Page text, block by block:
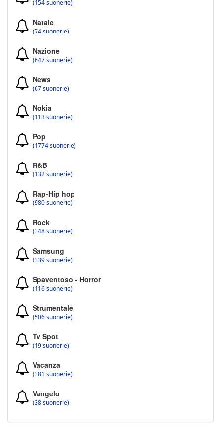
(154 suonerie)
Natale
(74 suonerie)
Nazione
(647 suonerie)
News
(67 suonerie)
Nokia
(113 suonerie)
Pop
(1774 suonerie)
R&B
(132 suonerie)
Rap-Hip hop
(980 suonerie)
Rock
(348 suonerie)
Samsung
(339 suonerie)
Spaventoso - Horror
(116 suonerie)
Strumentale
(506 suonerie)
Tv Spot
(19 suonerie)
Vacanza
(381 suonerie)
Vangelo
(38 suonerie)